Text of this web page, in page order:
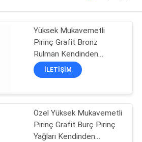
Rulman
Rulman
10
Yüksek Mukavemetli
Pirinç Grafit Bronz
Rulman Kendinden
Yağlamalı Rulman
İLETIŞIM
Özel Yüksek Mukavemetli
Pirinç Grafit Burç Pirinç
Yağları Kendinden